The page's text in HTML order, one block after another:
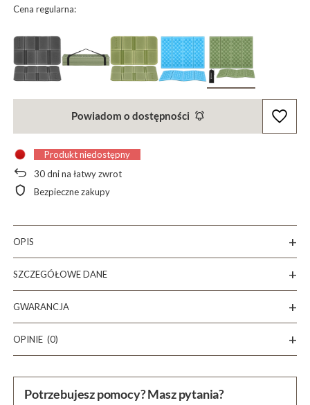
Cena regularna:
Powiadom o dostępności
Produkt niedostępny
30dni na łatwy zwrot
Bezpieczne zakupy
OPIS
SZCZEGÓŁOWE DANE
GWARANCJA
OPINIE (0)
Potrzebujesz pomocy? Masz pytania?